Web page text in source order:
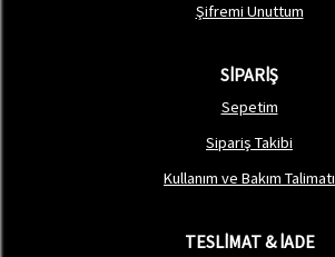
Şifremi Unuttum
SİPARİŞ
Sepetim
Sipariş Takibi
Kullanım ve Bakım Talimatı
TESLİMAT & İADE